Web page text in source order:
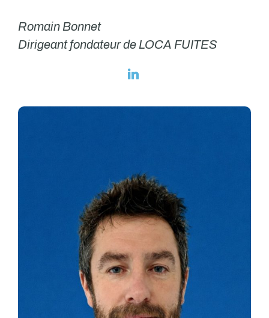
Romain Bonnet
Dirigeant fondateur de LOCA FUITES